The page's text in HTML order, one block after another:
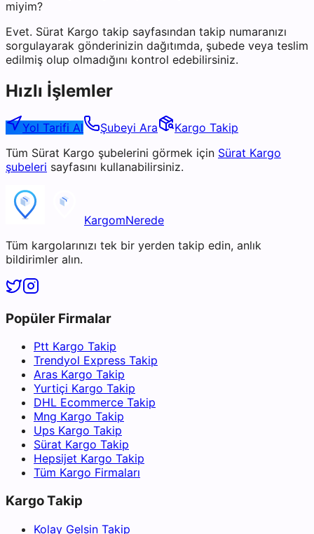
miyim?
Evet. Sürat Kargo takip sayfasından takip numaranızı
sorgulayarak gönderinizin dağıtımda, şubede veya teslim
edilmiş olup olmadığını kontrol edebilirsiniz.
Hızlı İşlemler
Yol Tarifi Al Şubeyi Ara
Kargo Takip
Tüm Sürat Kargo şubelerini görmek için Sürat Kargo
şubeleri sayfasını kullanabilirsiniz.
KargomNerede
Tüm kargolarınızı tek bir yerden takip edin, anlık
bildirimler alın.
Popüler Firmalar
Ptt Kargo Takip
Trendyol Express Takip
Aras Kargo Takip
Yurtiçi Kargo Takip
DHL Ecommerce Takip
Mng Kargo Takip
Ups Kargo Takip
Sürat Kargo Takip
Hepsijet Kargo Takip
Tüm Kargo Firmaları
Kargo Takip
Kolay Gelsin Takip